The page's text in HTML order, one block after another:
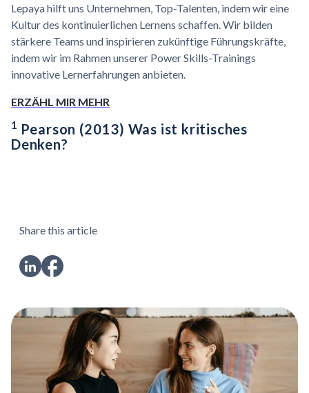
Lepaya hilft uns Unternehmen, Top-Talenten, indem wir eine
Kultur des kontinuierlichen Lernens schaffen. Wir bilden
stärkere Teams und inspirieren zukünftige Führungskräfte,
indem wir im Rahmen unserer Power Skills-Trainings
innovative Lernerfahrungen anbieten.
ERZÄHL MIR MEHR
1 Pearson (2013) Was ist kritisches
Denken?
Share this article